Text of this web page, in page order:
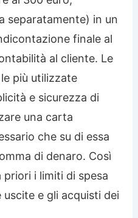
separatamente) in un
finale al
al cliente. Le
più utilizzate
e sicurezza di
una carta
che su di essa
di denaro. Così
i limiti di spesa
e gli acquisti dei